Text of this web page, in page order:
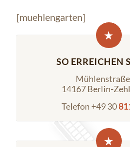
[muehlengarten]
SO ERREICHEN
14167 Berlin-
Telefon +49 30